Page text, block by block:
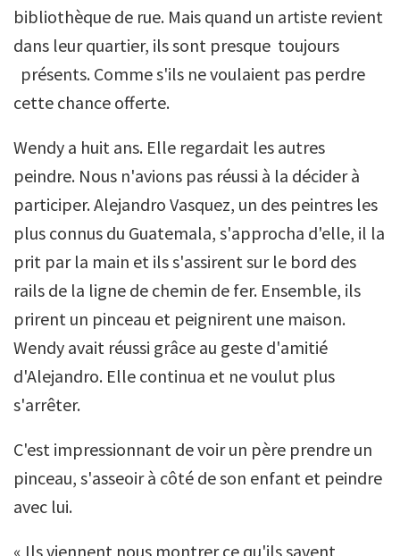
bibliothèque de rue. Mais quand un artiste revient
dans leur quartier, ils sont presque toujours
présents. Comme s'ils ne voulaient pas perdre
cette chance offerte.
Wendy a huit ans. Elle regardait les autres
peindre. Nous n'avions pas réussi à la décider à
participer. Alejandro Vasquez, un des peintres les
plus connus du Guatemala, s'approcha d'elle, il la
prit par la main et ils s'assirent sur le bord des
rails de la ligne de chemin de fer. Ensemble, ils
prirent un pinceau et peignirent une maison.
Wendy avait réussi grâce au geste d'amitié
d'Alejandro. Elle continua et ne voulut plus
s'arrêter.
C'est impressionnant de voir un père prendre un
pinceau, s'asseoir à côté de son enfant et peindre
avec lui.
« Ils viennent nous montrer ce qu'ils savent